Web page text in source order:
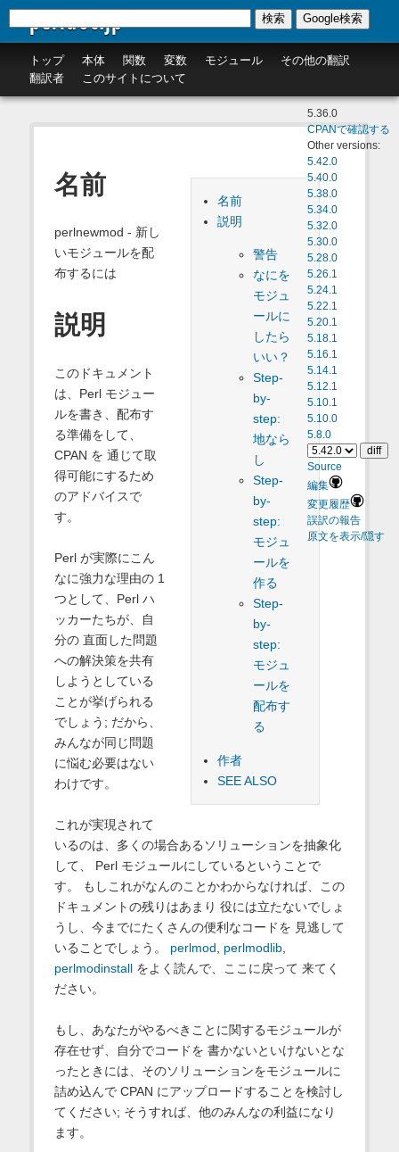
perldoc.jp
トップ 本体 関数 変数 モジュール
その他の翻訳
翻訳者
このサイトについて
検索 Google検索
5.36.0
CPANで確認する
Other versions:
5.42.0
5.40.0
5.38.0
5.34.0
5.32.0
5.30.0
5.28.0
5.26.1
5.24.1
5.22.1
5.20.1
5.18.1
5.16.1
5.14.1
5.12.1
5.10.1
5.10.0
5.8.0
Source
編集
変更履歴
誤訳の報告
原文を表示/隠す
名前
説明
警告
なにを
モジュ
ールに
したら
いい？
Step-
by-
step:
地なら
し
Step-
by-
step:
モジュ
ールを
作る
Step-
by-
step:
モジュ
ールを
配布す
る
作者
SEE ALSO
名前
perlnewmod - 新し
いモジュールを配
布するには
説明
このドキュメント
は、Perl モジュー
ルを書き、配布す
る準備をして、
CPAN を 通じて取
得可能にするため
のアドバイスで
す。
Perl が実際にこん
なに強力な理由の 1
つとして、Perl ハ
ッカーたちが、自
分の 直面した問題
への解決策を共有
しようとしている
ことが挙げられる
でしょう; だから、
みんなが同じ問題
に悩む必要はない
わけです。
これが実現されて
いるのは、多くの場合あるソリューションを抽象化
して、 Perl モジュールにしているということで
す。 もしこれがなんのことかわからなければ、この
ドキュメントの残りはあまり 役には立たないでしょ
うし、今までにたくさんの便利なコードを 見逃して
いることでしょう。 perlmod perlmodlib,
perlmodinstallをよく読んで、ここに戻って 来てく
ださい。
もし、あなたがやるべきことに関するモジュールが
存在せず、自分でコードを 書かないといけないとな
ったときには、そのソリューションをモジュールに
詰め込んで CPAN にアップロードすることを検討し
てください; そうすれば、他のみんなの利益になり
ます。